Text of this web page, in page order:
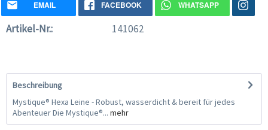
EMAIL FACEBOOK WHATSAPP
Artikel-Nr.: 141062
Beschreibung
Mystique® Hexa Leine - Robust, wasserdicht & bereit für jedes
Abenteuer Die Mystique®... mehr